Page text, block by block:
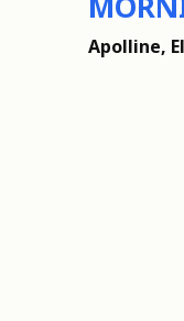
Apolline,